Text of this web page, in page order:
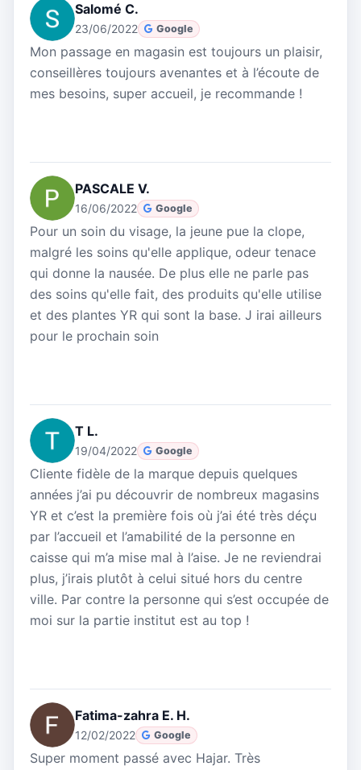
Salomé C.
23/06/2022 Google
Mon passage en magasin est toujours un plaisir,
conseillères toujours avenantes et à l’écoute de
mes besoins, super accueil, je recommande !
PASCALE V.
16/06/2022 Google
Pour un soin du visage, la jeune pue la clope,
malgré les soins qu'elle applique, odeur tenace
qui donne la nausée. De plus elle ne parle pas
des soins qu'elle fait, des produits qu'elle utilise
et des plantes YR qui sont la base. J irai ailleurs
pour le prochain soin
T L.
19/04/2022 Google
Cliente fidèle de la marque depuis quelques
années j’ai pu découvrir de nombreux magasins
YR et c’est la première fois où j’ai été très déçu
par l’accueil et l’amabilité de la personne en
caisse qui m’a mise mal à l’aise. Je ne reviendrai
plus, j’irais plutôt à celui situé hors du centre
ville. Par contre la personne qui s’est occupée de
moi sur la partie institut est au top !
Fatima-zahra E. H.
12/02/2022 Google
Super moment passé avec Hajar. Très